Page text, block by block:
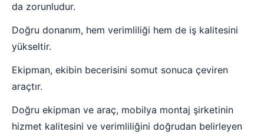
da zorunludur.
Doğru donanım, hem verimliliği hem de iş kalitesini
yükseltir.
Ekipman, ekibin becerisini somut sonuca çeviren
araçtır.
Doğru ekipman ve araç, mobilya montaj şirketinin
hizmet kalitesini ve verimliliğini doğrudan belirleyen